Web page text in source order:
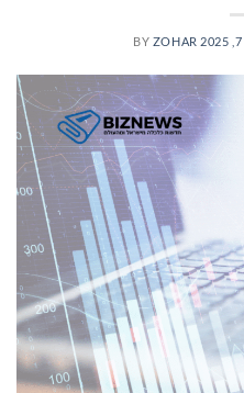
BY ZOHAR